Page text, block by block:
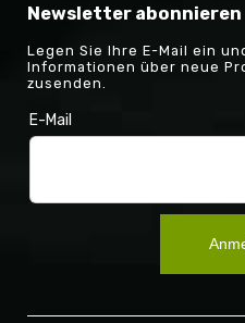
Newsletter abonnieren
Legen Sie Ihre E-Mail ein
Informationen über neue
zusenden.
E-Mail